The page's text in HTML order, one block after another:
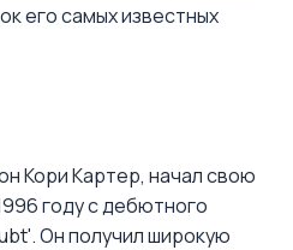
его самых известных
Кори Картер, начал свою
году с дебютного
Он получил широкую